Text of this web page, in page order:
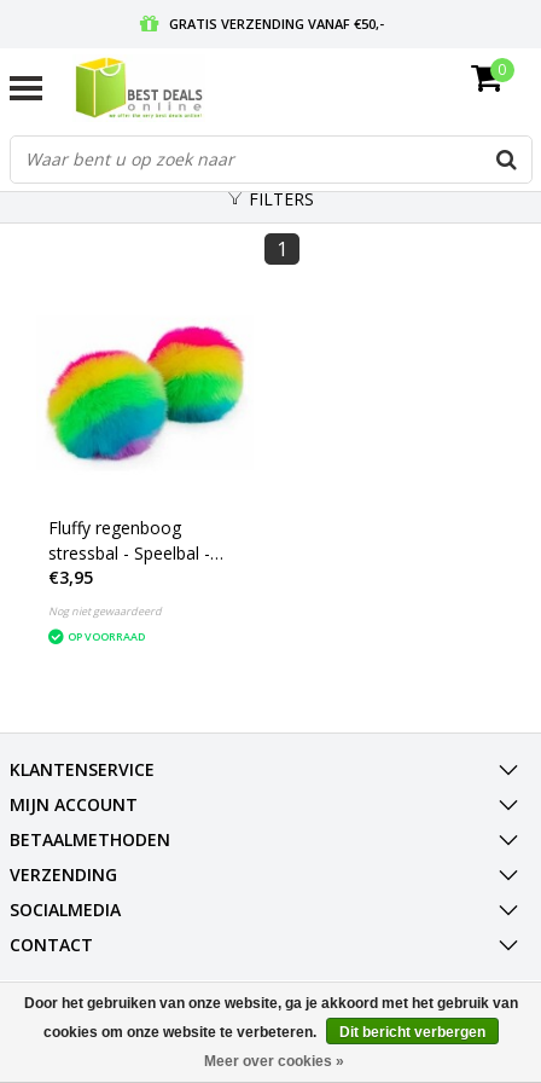
GRATIS VERZENDING VANAF €50,-
GRATIS RETOURNEREN EN 30 DAGEN BEDENKTIJD
0
FILTERS
1
Fluffy regenboog
stressbal - Speelbal -
Soft density - Ø 7 cm -
Multicolor
€3,95
Nog niet gewaardeerd
OP VOORRAAD
KLANTENSERVICE
MIJN ACCOUNT
BETAALMETHODEN
VERZENDING
SOCIALMEDIA
CONTACT
© Copyright 2026 Best Deals Online BV Powered byLightspeed
All rights reserved byInStijl Media
Door het gebruiken van onze website, ga je akkoord met het gebruik van
cookies om onze website te verbeteren.
Dit bericht verbergen
Meer over cookies »